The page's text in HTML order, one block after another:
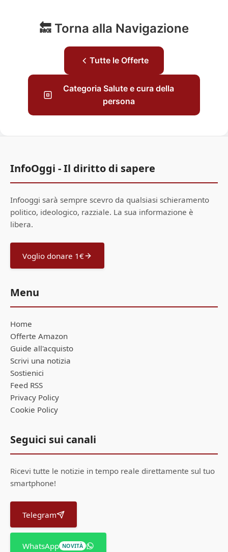
🔙 Torna alla Navigazione
Tutte le Offerte
Categoria Salute e cura della
persona
InfoOggi - Il diritto di sapere
Infooggi sarà sempre scevro da qualsiasi schieramento
politico, ideologico, razziale. La sua informazione è
libera.
Voglio donare 1€
Menu
Home
Offerte Amazon
Guide all'acquisto
Scrivi una notizia
Sostienici
Feed RSS
Privacy Policy
Cookie Policy
Seguici sui canali
Ricevi tutte le notizie in tempo reale direttamente sul tuo
smartphone!
Telegram
WhatsApp NOVITÀ